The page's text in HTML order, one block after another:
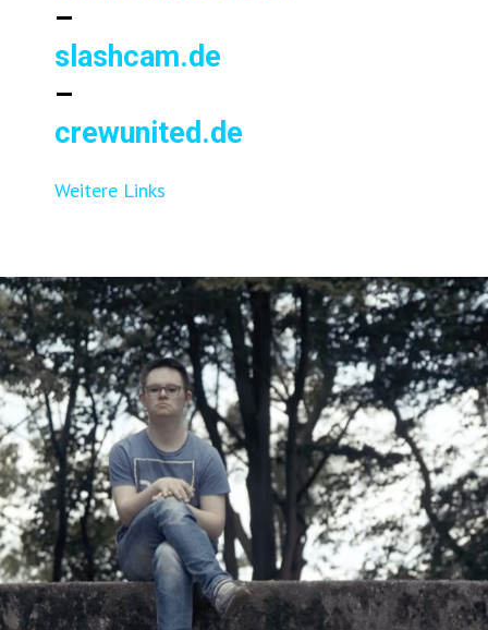
–
slashcam.de
–
crewunited.de
Weitere Links